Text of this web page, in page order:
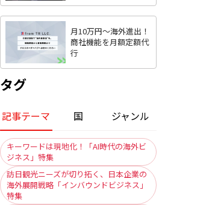
月10万円〜海外進出！
商社機能を月額定額代
行
タグ
記事テーマ 国 ジャンル
キーワードは現地化！「AI時代の海外ビ
ジネス」特集
訪日観光ニーズが切り拓く、日本企業の
海外展開戦略「インバウンドビジネス」
特集